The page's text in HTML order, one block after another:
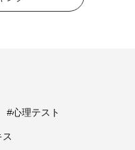
#心理テスト
ス